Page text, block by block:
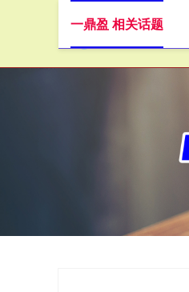
一鼎盈 相关话题